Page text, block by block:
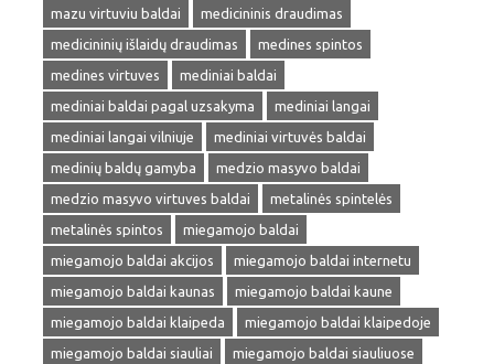
mazu virtuviu baldai
medicininis draudimas
medicininių išlaidų draudimas
medines spintos
medines virtuves
mediniai baldai
mediniai baldai pagal uzsakyma
mediniai langai
mediniai langai vilniuje
mediniai virtuvės baldai
medinių baldų gamyba
medzio masyvo baldai
medzio masyvo virtuves baldai
metalinės spintelės
metalinės spintos
miegamojo baldai
miegamojo baldai akcijos
miegamojo baldai internetu
miegamojo baldai kaunas
miegamojo baldai kaune
miegamojo baldai klaipeda
miegamojo baldai klaipedoje
miegamojo baldai siauliai
miegamojo baldai siauliuose